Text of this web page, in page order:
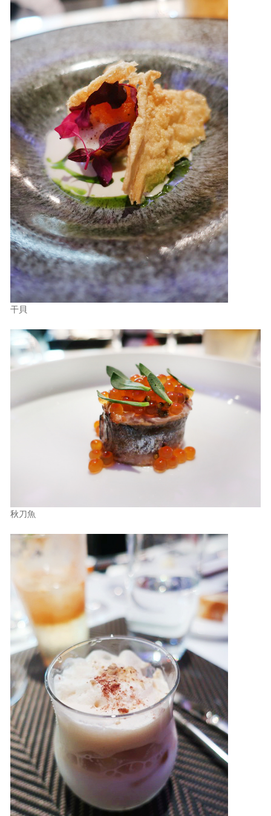
干貝
秋刀魚